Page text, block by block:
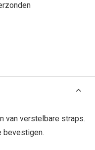
van verstelbare straps.
bevestigen.